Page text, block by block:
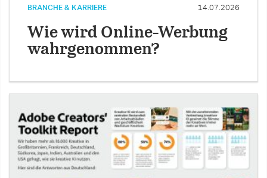
BRANCHE & KARRIERE 14.07.2026
Wie wird Online-Werbung
wahrgenommen?